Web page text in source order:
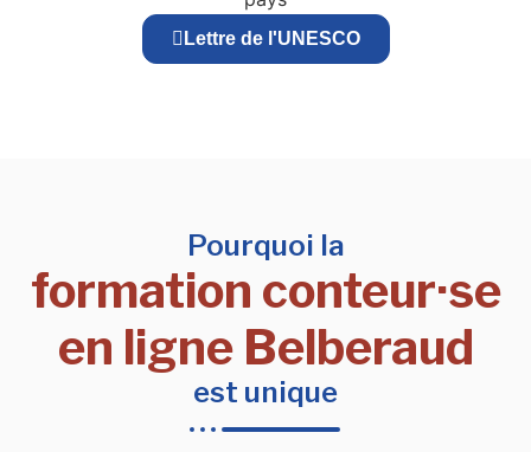
Lettre de l'UNESCO
Pourquoi la
formation conteur·se
en ligne Belberaud
est unique